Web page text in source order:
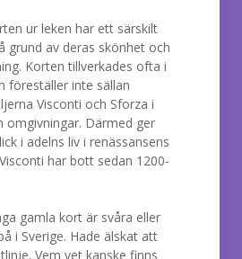
ur leken har ett särskilt
grund av deras skönhet och
Korten tillverkades ofta i
föreställer inte sällan
Visconti och Sforza i
omgivningar. Därmed ger
i adelns liv i renässansens
har bott sedan 1200-
gamla kort är svåra eller
i Sverige. Hade älskat att
Vem vet kanske finns